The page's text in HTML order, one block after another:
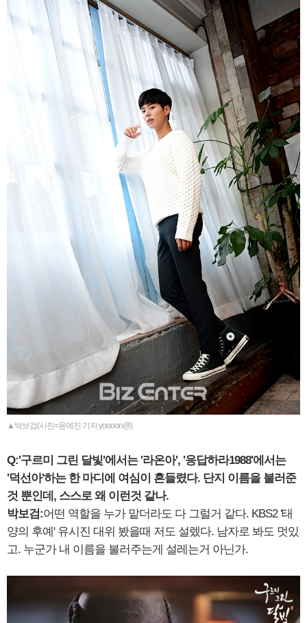
▲박보검(사진=윤예진 기자 yoooon@)
Q:'구르미 그린 달빛'에서는 '라온아', '응답하라1988'에서는
'덕선아'하는 한 마디에 여심이 흔들렸다. 단지 이름을 불러준
것 뿐인데, 스스로 왜 이런것 같나.
박보검:어떤 역할을 누가 맡더라도 다 그럴거 같다. KBS2 '태
양의 후예' 유시진 대위 봤을때 저도 설렜다. 남자로 봐도 멋있
고. 누군가 내 이름을 불러주는게 설레는거 아닌가.